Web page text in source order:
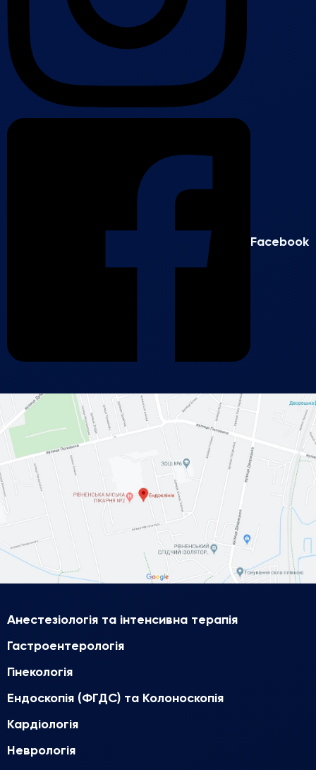
Facebook
Анестезіологія та інтенсивна терапія
Гастроентерологія
Гінекологія
Ендоскопія (ФГДС) та Колоноскопія
Кардіологія
Неврологія